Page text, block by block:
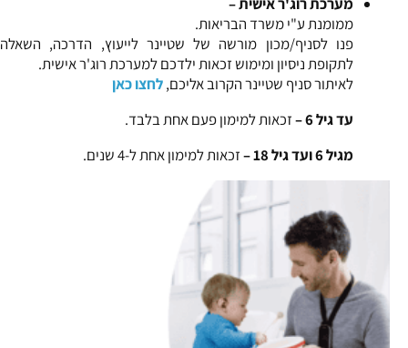
ממומנת ע"י משרד הבריאות.
פנו לסניף/מכון מורשה של שטיינר לייעוץ, הדרכה, השאלה
לתקופת ניסיון ומימוש זכאות ילדכם למערכת רוג'ר אישית.
לאיתור סניף שטיינר הקרוב אליכם,לחצו כאן
עד גיל 6 –
זכאות למימון פעם אחת בלבד.
מגיל 6 ועד גיל 18 –
זכאות למימון אחת ל-4 שנים.